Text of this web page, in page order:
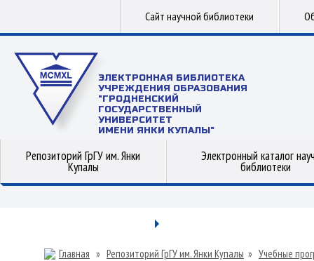
Сайт научной библиотеки
ЭЛЕКТРОННАЯ БИБЛИОТЕКА
УЧРЕЖДЕНИЯ ОБРАЗОВАНИЯ
"ГРОДНЕНСКИЙ
ГОСУДАРСТВЕННЫЙ
УНИВЕРСИТЕТ
ИМЕНИ ЯНКИ КУПАЛЫ"
Репозиторий ГрГУ им. Янки
Купалы
Электронный каталог
библиотеки
Главная » Репозиторий ГрГУ им. Янки Купалы » Учебные